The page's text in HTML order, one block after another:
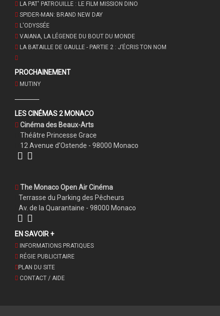
LA PAT' PATROUILLE : LE FILM MISSION DINO
SPIDER-MAN: BRAND NEW DAY
L'ODYSSÉE
VAIANA, LA LÉGENDE DU BOUT DU MONDE
LA BATAILLE DE GAULLE - PARTIE 2 : J’ÉCRIS TON NOM
PROCHAINEMENT
MUTINY
LES CINÉMAS 2 MONACO
Cinéma des Beaux-Arts
Théâtre Princesse Grace
12 Avenue d'Ostende - 98000 Monaco
The Monaco Open Air Cinéma
Terrasse du Parking des Pêcheurs
Av. de la Quarantaine - 98000 Monaco
EN SAVOIR +
INFORMATIONS PRATIQUES
RÉGIE PUBLICITAIRE
PLAN DU SITE
CONTACT / AIDE